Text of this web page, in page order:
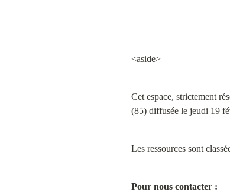
<aside>
Cet espace, strictement
(85) diffusée le jeudi 19
Les ressources sont
Pour nous contacter :